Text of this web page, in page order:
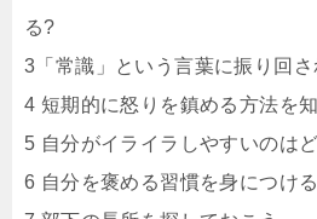
る?
3「常識」という言葉に振り回
4 短期的に怒りを鎮める方法を
5 自分がイライラしやすいのは
6 自分を褒める習慣を身につける